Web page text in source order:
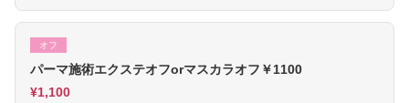
オフ
パーマ施術エクステオフorマスカラオフ￥1100
¥1,100